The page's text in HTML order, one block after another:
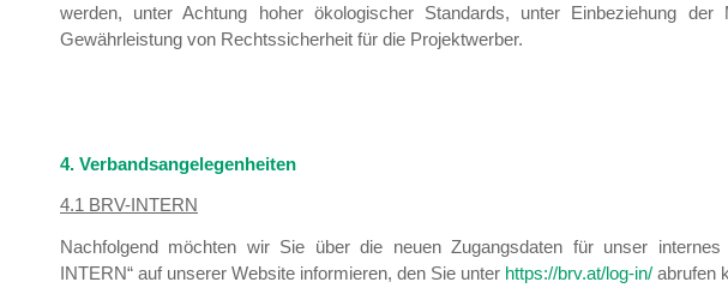
werden, unter Achtung hoher ökologischer Standards, unter Einbeziehung
Gewährleistung von Rechtssicherheit für die Projektwerber.
4. Verbandsangelegenheiten
4.1 BRV-INTERN
Nachfolgend möchten wir Sie über die neuen Zugangsdaten für unser internes
INTERN“ auf unserer Website informieren, den Sie unter https://brv.at/log-in/ abrufen